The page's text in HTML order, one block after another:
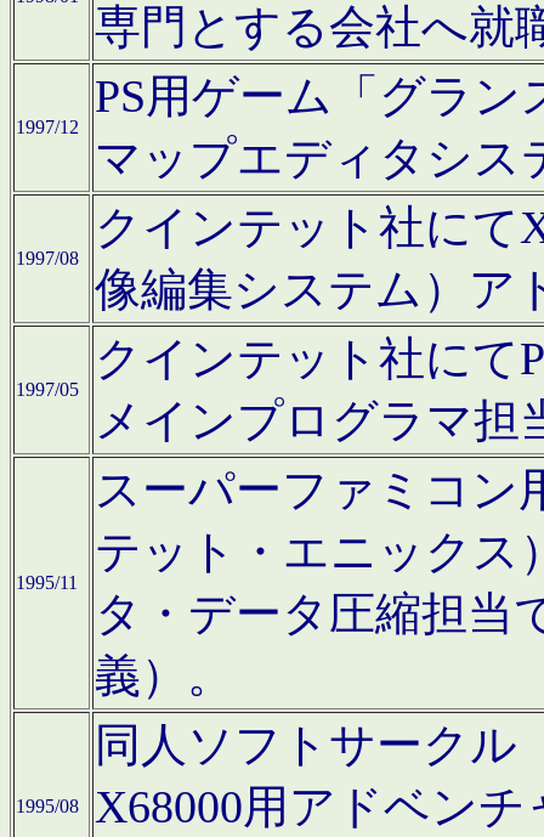
専門とする会社へ就
1997/12
PS用ゲーム「グラン
マップエディタシス
1997/08
クインテット社にて
像編集システム）ア
1997/05
クインテット社にて
メインプログラマ担
1995/11
スーパーファミコン
テット・エニックス
タ・データ圧縮担当
義）。
1995/08
同人ソフトサークル
X68000用アドベン